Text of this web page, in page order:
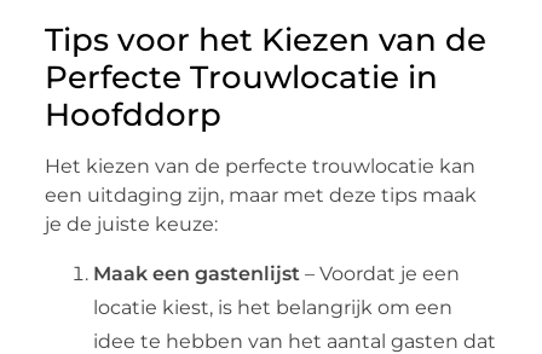
Tips voor het Kiezen van de
Perfecte Trouwlocatie in
Hoofddorp
Het kiezen van de perfecte trouwlocatie kan
een uitdaging zijn, maar met deze tips maak
je de juiste keuze:
Maak een gastenlijst– Voordat je een
locatie kiest, is het belangrijk om een
idee te hebben van het aantal gasten dat